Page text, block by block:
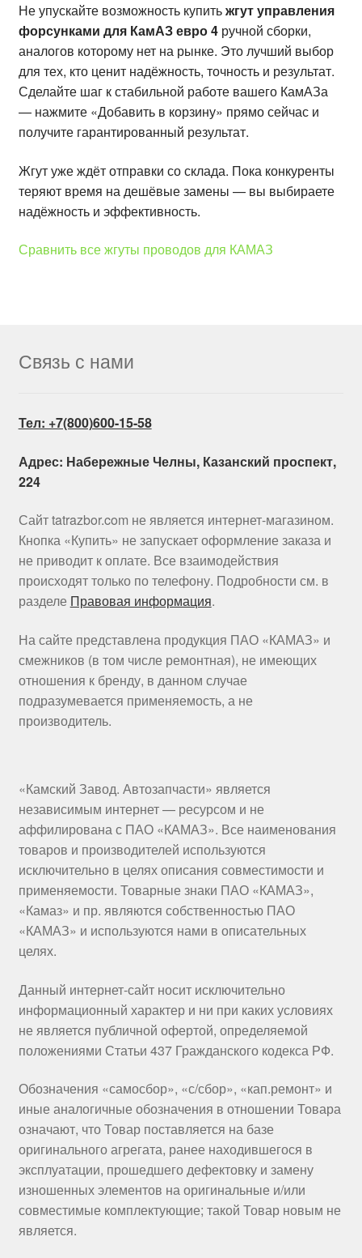
Не упускайте возможность купитьжгут управления
форсунками для КамАЗ евро 4ручной сборки,
аналогов которому нет на рынке. Это лучший выбор
для тех, кто ценит надёжность, точность и результат.
Сделайте шаг к стабильной работе вашего КамАЗа
— нажмите «Добавить в корзину» прямо сейчас и
получите гарантированный результат.
Жгут уже ждёт отправки со склада. Пока конкуренты
теряют время на дешёвые замены — вы выбираете
надёжность и эффективность.
Сравнить все жгуты проводов для КАМАЗ
Связь с нами
Тел: +7(800)600-15-58
Адрес: Набережные Челны, Казанский проспект,
224
Сайт tatrazbor.com не является интернет-магазином.
Кнопка «Купить» не запускает оформление заказа и
не приводит к оплате. Все взаимодействия
происходят только по телефону. Подробности см. в
разделе Правовая информация.
На сайте представлена продукция ПАО «КАМАЗ» и
смежников (в том числе ремонтная), не имеющих
отношения к бренду, в данном случае
подразумевается применяемость, а не
производитель.
«Камский Завод. Автозапчасти» является
независимым интернет — ресурсом и не
аффилирована с ПАО «КАМАЗ». Все наименования
товаров и производителей используются
исключительно в целях описания совместимости и
применяемости. Товарные знаки ПАО «КАМАЗ»,
«Камаз» и пр. являются собственностью ПАО
«КАМАЗ» и используются нами в описательных
целях.
Данный интернет-сайт носит исключительно
информационный характер и ни при каких условиях
не является публичной офертой, определяемой
положениями Статьи 437 Гражданского кодекса РФ.
Обозначения «самосбор», «с/сбор», «кап.ремонт» и
иные аналогичные обозначения в отношении Товара
означают, что Товар поставляется на базе
оригинального агрегата, ранее находившегося в
эксплуатации, прошедшего дефектовку и замену
изношенных элементов на оригинальные и/или
совместимые комплектующие; такой Товар новым не
является.